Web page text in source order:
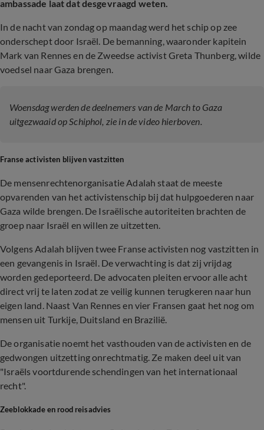
ambassade laat dat desgevraagd weten.
In de nacht van zondag op maandag werd het schip op zee
onderschept door Israël. De bemanning, waaronder kapitein
Mark van Rennes en de Zweedse activist Greta Thunberg, wilde
voedsel naar Gaza brengen.
Woensdag werden de deelnemers van de March to Gaza
uitgezwaaid op Schiphol, zie in de video hierboven.
Franse activisten blijven vastzitten
De mensenrechtenorganisatie Adalah staat de meeste
opvarenden van het activistenschip bij dat hulpgoederen naar
Gaza wilde brengen. De Israëlische autoriteiten brachten de
groep naar Israël en willen ze uitzetten.
Volgens Adalah blijven twee Franse activisten nog vastzitten in
een gevangenis in Israël. De verwachting is dat zij vrijdag
worden gedeporteerd. De advocaten pleiten ervoor alle acht
direct vrij te laten zodat ze veilig kunnen terugkeren naar hun
eigen land. Naast Van Rennes en vier Fransen gaat het nog om
mensen uit Turkije, Duitsland en Brazilië.
De organisatie noemt het vasthouden van de activisten en de
gedwongen uitzetting onrechtmatig. Ze maken deel uit van
"Israëls voortdurende schendingen van het internationaal
recht".
Zeeblokkade en rood reisadvies